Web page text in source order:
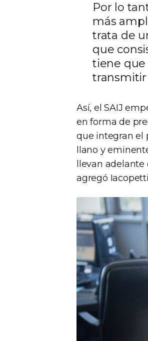
Por lo
más
trata de
que
tiene que
transmitir
Así, el SAIJ
en forma de
que integran el
llano y
llevan
agregó